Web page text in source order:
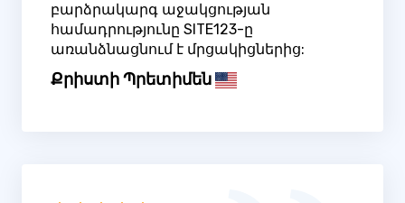
բարձրակարգ աջակցության
համադրությունը SITE123-ը
առանձնացնում է մրցակիցներից:
Քրիստի Պրետիմեն